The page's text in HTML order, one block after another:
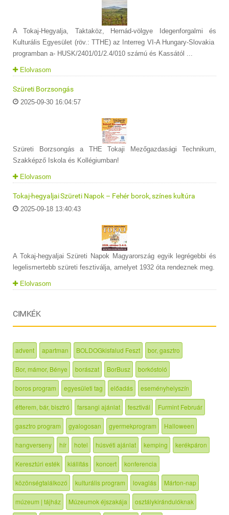
A Tokaj-Hegyalja, Taktaköz, Hernád-völgye Idegenforgalmi és
Kulturális Egyesület (röv.: TTHE) az Interreg VI-A Hungary-Slovakia
programban a- HUSK/2401/01/2.4/010 számú és Kassától ...
Elolvasom
Szüreti Borzsongás
2025-09-30 16:04:57
Szüreti Borzsongás a THE Tokaji Mezőgazdasági Technikum,
Szakképző Iskola és Kollégiumban!
Elolvasom
Tokaj-hegyaljai Szüreti Napok – Fehér borok, színes kultúra
2025-09-18 13:40:43
A Tokaj-hegyaljai Szüreti Napok Magyarország egyik legrégebbi és
legelismertebb szüreti fesztiválja, amelyet 1932 óta rendeznek meg.
Elolvasom
CIMKÉK
advent apartman BOLDOGkisfalud Feszt bor, gasztro
Bor, mámor, Bénye borászat BorBusz borkóstoló
boros program egyesületi tag előadás eseményhelyszín
étterem, bár, bisztró farsangi ajánlat fesztivál Furmint Február
gasztro program gyalogosan gyermekprogram Halloween
hangverseny hír hotel húsvéti ajánlat kemping kerékpáron
Keresztúri esték kiállítás koncert konferencia
közönségtalálkozó kulturális program lovaglás Márton-nap
múzeum | tájház Múzeumok éjszakája osztálykirándulóknak